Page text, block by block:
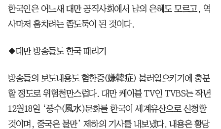
한국인은 어느새 대만 공직사회에서 남의 은혜도 모르고, 역
사마저 훔치려는 좀도둑이 된 것이다.
◆대만 방송들도 한국 때리기
방송들의 보도내용도 혐한증(嫌韓症) 불러일으키기에 충분
할 정도로 위험천만스럽다. 대만 케이블 TV인 TVBS는 작년
12월18일 ‘풍수(風水)문화를 한국이 세계유산으로 신청할
것이며, 중국은 불만’ 제하의 기사를 내보냈다. 내용은 황당